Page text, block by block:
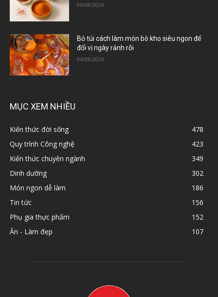
06/08/2026
Bỏ túi cách làm món bò kho siêu ngon để
đổi vị ngày rảnh rỗi
04/08/2026
MỤC XEM NHIỀU
Kiến thức đời sống
478
Quy trình Công nghệ
423
Kiến thức chuyên ngành
349
Dinh dưỡng
302
Món ngon dễ làm
186
Tin tức
156
Phụ gia thực phẩm
152
Ăn - Làm đẹp
107